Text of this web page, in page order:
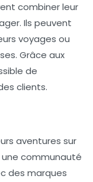
combiner leur
Ils peuvent
voyages ou
Grâce aux
de
clients.
aventures sur
communauté
des marques